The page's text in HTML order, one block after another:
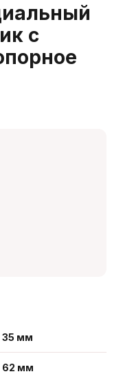
с
35 мм
62 мм
ИИ-эксперт по